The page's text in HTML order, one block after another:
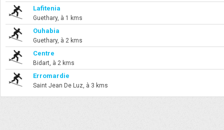
Lafitenia
Guethary, à 1 kms
Ouhabia
Guethary, à 2 kms
Centre
Bidart, à 2 kms
Erromardie
Saint Jean De Luz, à 3 kms